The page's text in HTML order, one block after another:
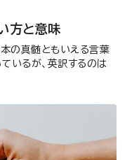
方と意味
本の真髄ともいえる言葉
いるが、英訳するのは